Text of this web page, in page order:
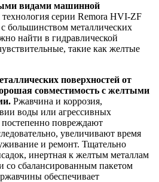
видами машинной
технология серии Remora HVI-ZF
большинством металлических
найти в гидравлической
такие как желтые
поверхностей от
совместимость с желтыми
Ржавчина и коррозия,
воды или агрессивных
повреждают
увеличивают время
и ремонт. Тщательно
инертная к желтым металлам
со сбалансированным пакетом
обеспечивает